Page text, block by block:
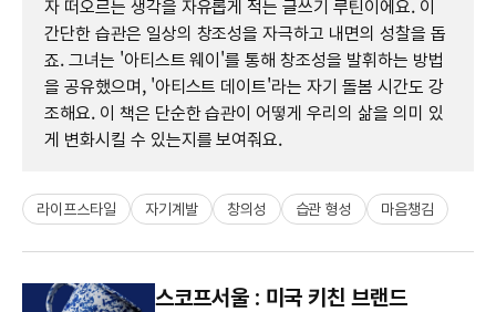
자 떠오르는 생각을 자유롭게 적는 글쓰기 루틴이에요. 이
간단한 습관은 일상의 창조성을 자극하고 내면의 성찰을 돕
죠. 그녀는 '아티스트 웨이'를 통해 창조성을 발휘하는 방법
을 공유했으며, '아티스트 데이트'라는 자기 돌봄 시간도 강
조해요. 이 책은 단순한 습관이 어떻게 우리의 삶을 의미 있
게 변화시킬 수 있는지를 보여줘요.
라이프스타일 자기계발 창의성 습관 형성 마음챙김
스코프서울 : 미국 키친 브랜드